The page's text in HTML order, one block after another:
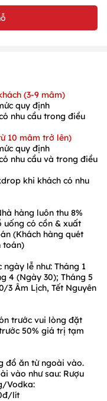
(3-9 mâm)
quy định
nhu cầu trong điều
10 mâm trở lên)
quy định
nhu cầu và trong điều
khi khách có nhu
hàng luôn thu 8%
uống có cồn & xuất
(Khách hàng quét
toán)
lễ như: Tháng 1
4 (Ngày 30); Tháng 5
3 Âm Lịch, Tết Nguyên
trước vui lòng đặt
50% giá trị tạm
đồ ăn từ ngoài vào.
vào như sau: Rượu
Vodka:
lít